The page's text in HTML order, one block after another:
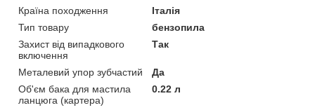
Країна походження
Італія
Тип товару
бензопила
Захист від випадкового
включення
Так
Металевий упор зубчастий
Да
Об'єм бака для мастила
ланцюга (картера)
0.22 л